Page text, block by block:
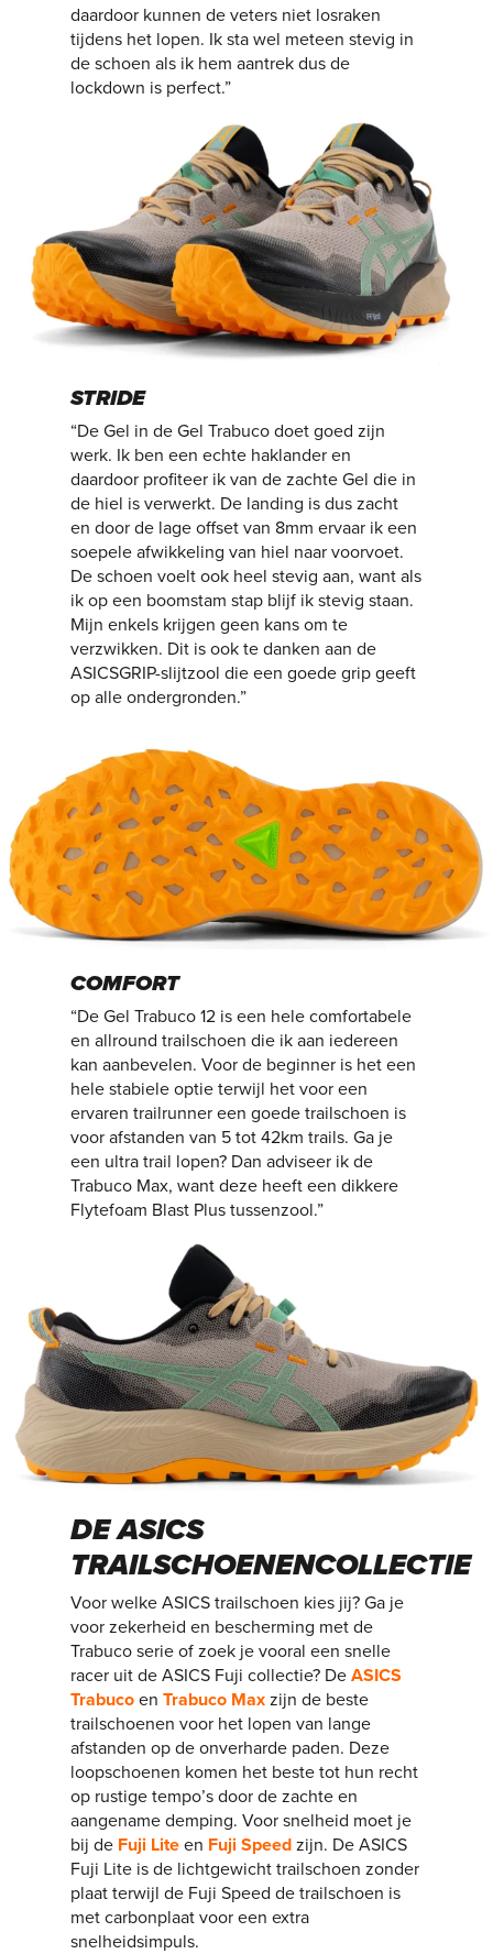
daardoor kunnen de veters niet losraken
tijdens het lopen. Ik sta wel meteen stevig in
de schoen als ik hem aantrek dus de
lockdown is perfect.”
STRIDE
“De Gel in de Gel Trabuco doet goed zijn
werk. Ik ben een echte haklander en
daardoor profiteer ik van de zachte Gel die in
de hiel is verwerkt. De landing is dus zacht
en door de lage offset van 8mm ervaar ik een
soepele afwikkeling van hiel naar voorvoet.
De schoen voelt ook heel stevig aan, want als
ik op een boomstam stap blijf ik stevig staan.
Mijn enkels krijgen geen kans om te
verzwikken. Dit is ook te danken aan de
ASICSGRIP-slijtzool die een goede grip geeft
op alle ondergronden.”
COMFORT
“De Gel Trabuco 12 is een hele comfortabele
en allround trailschoen die ik aan iedereen
kan aanbevelen. Voor de beginner is het een
hele stabiele optie terwijl het voor een
ervaren trailrunner een goede trailschoen is
voor afstanden van 5 tot 42km trails. Ga je
een ultra trail lopen? Dan adviseer ik de
Trabuco Max, want deze heeft een dikkere
Flytefoam Blast Plus tussenzool.”
DE ASICS
TRAILSCHOENENCOLLECTIE
Voor welke ASICS trailschoen kies jij? Ga je
voor zekerheid en bescherming met de
Trabuco serie of zoek je vooral een snelle
racer uit de ASICS Fuji collectie? DeASICS
Trabuco enTrabuco Max zijn de beste
trailschoenen voor het lopen van lange
afstanden op de onverharde paden. Deze
loopschoenen komen het beste tot hun recht
op rustige tempo’s door de zachte en
aangename demping. Voor snelheid moet je
bij de Fuji Lite en Fuji Speed zijn. De ASICS
Fuji Lite is de lichtgewicht trailschoen zonder
plaat terwijl de Fuji Speed de trailschoen is
met carbonplaat voor een extra
snelheidsimpuls.